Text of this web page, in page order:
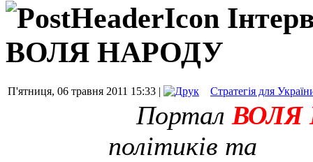
ВОЛЯ НАРОДУ
П'ятниця, 06 травня 2011 15:33 | Стратегія для
Портал ВОЛЯ
політиків та